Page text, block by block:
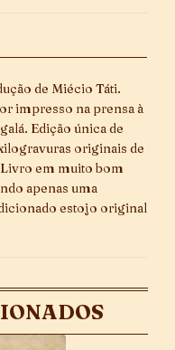
de Miécio Táti.
impresso na prensa à
Edição única de
originais de
em muito bom
apenas uma
estojo original